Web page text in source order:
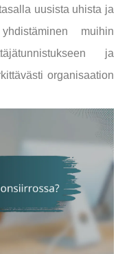
uusista uhista ja
muihin
ja
organisaation